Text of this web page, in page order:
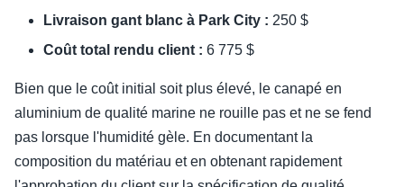
Livraison gant blanc à Park City : 250 $
Coût total rendu client : 6 775 $
Bien que le coût initial soit plus élevé, le canapé en
aluminium de qualité marine ne rouille pas et ne se fend
pas lorsque l'humidité gèle. En documentant la
composition du matériau et en obtenant rapidement